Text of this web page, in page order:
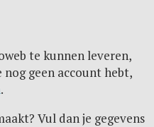
te kunnen leveren,
nog geen account hebt,
.
Vul dan je gegevens